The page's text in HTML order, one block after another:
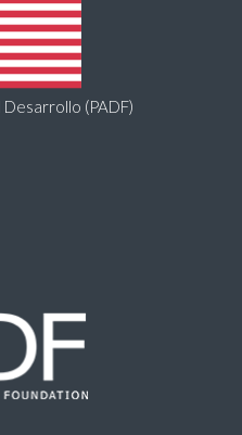
(PADF)